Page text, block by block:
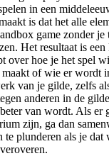
in een
is dat het alle
game zonder je
Het resultaat is
over hoe je het spel
of wie er wordt
van je gilde, zelfs
anderen in de
van wordt. Als er
zijn, ga dan
te plunderen als je